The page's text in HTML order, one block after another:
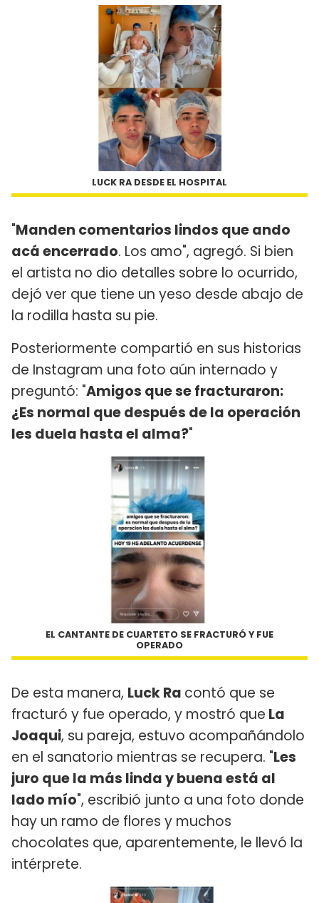
LUCK RA DESDE EL HOSPITAL
"Manden comentarios lindos que ando
acá encerrado. Los amo", agregó. Si bien
el artista no dio detalles sobre lo ocurrido,
dejó ver que tiene un yeso desde abajo de
la rodilla hasta su pie.
Posteriormente compartió en sus historias
de Instagram una foto aún internado y
preguntó: "Amigos que se fracturaron:
¿Es normal que después de la operación
les duela hasta el alma?"
EL CANTANTE DE CUARTETO SE FRACTURÓ Y FUE
OPERADO
De esta manera, Luck Ra contó que se
fracturó y fue operado, y mostró que La
Joaqui, su pareja, estuvo acompañándolo
en el sanatorio mientras se recupera. "Les
juro que la más linda y buena está al
lado mío", escribió junto a una foto donde
hay un ramo de flores y muchos
chocolates que, aparentemente, le llevó la
intérprete.